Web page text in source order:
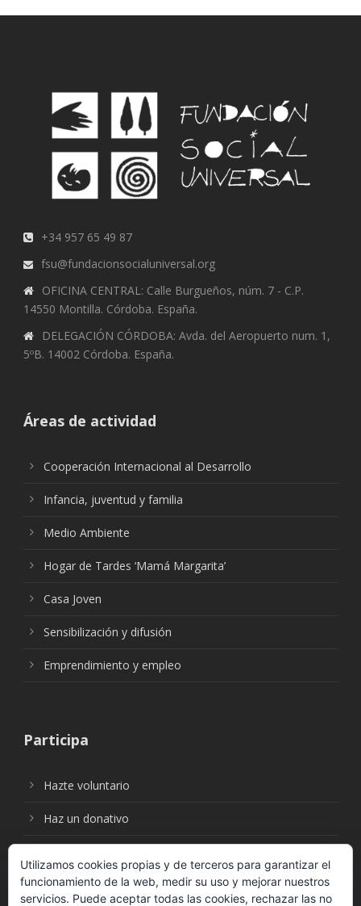
+34 957 65 49 87
fsu@fundacionsocialuniversal.org
OFICINA CENTRAL: Calle Burgueños, núm. 7 - C.P.
14550 Montilla. Córdoba. España.
DELEGACIÓN CÓRDOBA: Avda. del Aeropuerto num. 1,
5ºB. 14002 Córdoba. España.
Áreas de actividad
Cooperación Internacional al Desarrollo
Infancia, juventud y familia
Medio Ambiente
Hogar de Tardes ‘Mamá Margarita’
Casa Joven
Sensibilización y difusión
Emprendimiento y empleo
Participa
Hazte voluntario
Haz un donativo
Síguenos en:
Utilizamos cookies propias y de terceros para garantizar el
funcionamiento de la web, medir su uso y mejorar nuestros
servicios. Puede aceptar todas las cookies, rechazar las no